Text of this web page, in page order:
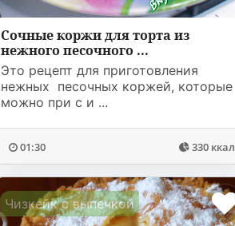
Сочные коржи для торта из
нежного песочного ...
Это рецепт для приготовления
нежных песочных коржей, которые
можно при с и ...
01:30 330 ккал
Чизкейк с выпечкой